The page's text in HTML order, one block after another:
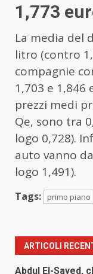
1,773
La media del
litro (contro
compagnie
1,703 e 1,846
prezzi medi
Qe, sono tra
logo 0,728).
auto vanno
logo 1,491).
Tags: primo piano
ARTICOLI
Abdul El-Sayed,